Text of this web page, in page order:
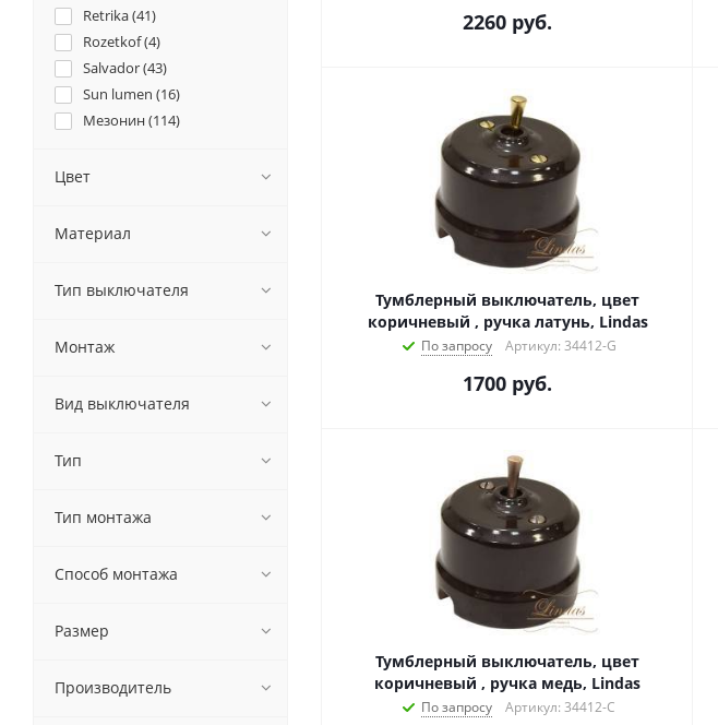
2260 руб.
Тумблерный выключатель, цвет
коричневый , ручка латунь, Lindas
По запросу Артикул: 34412-G
1700 руб.
Тумблерный выключатель, цвет
коричневый , ручка медь, Lindas
По запросу Артикул: 34412-C
Retrika (41)
Rozetkof (4)
Salvador (43)
Sun lumen (16)
Мезонин (114)
Цвет
Материал
Тип выключателя
Монтаж
Вид выключателя
Тип
Тип монтажа
Способ монтажа
Размер
Производитель